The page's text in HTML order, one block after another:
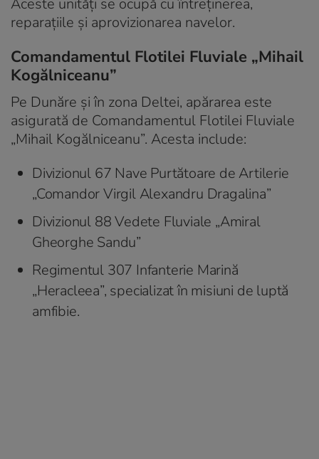
reparațiile și aprovizionarea navelor.
Comandamentul Flotilei Fluviale „Mihail
Kogălniceanu”
Pe Dunăre și în zona Deltei, apărarea este
asigurată de Comandamentul Flotilei Fluviale
„Mihail Kogălniceanu”. Acesta include:
Divizionul 67 Nave Purtătoare de Artilerie
„Comandor Virgil Alexandru Dragalina”
Divizionul 88 Vedete Fluviale „Amiral
Gheorghe Sandu”
Regimentul 307 Infanterie Marină
„Heracleea”, specializat în misiuni de luptă
amfibie.